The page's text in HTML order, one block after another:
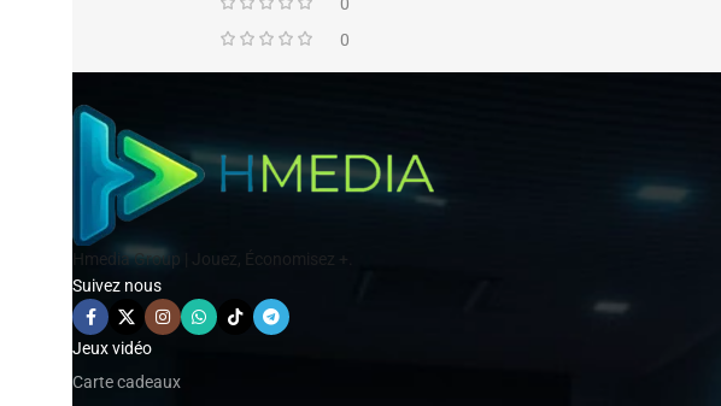
0
0
Hmedia Group | Jouez, Économisez +.
Suivez nous
Jeux vidéo
Carte cadeaux